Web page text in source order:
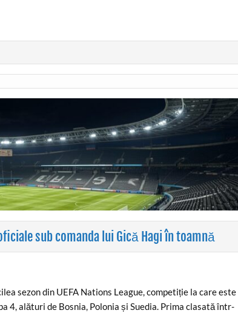
sub comanda lui Gică Hagi în toamnă
sezon din UEFA Nations League, competiție la care este
4, alături de Bosnia, Polonia și Suedia. Prima clasată într-